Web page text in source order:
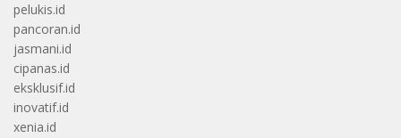
pelukis.id
pancoran.id
jasmani.id
cipanas.id
eksklusif.id
inovatif.id
xenia.id